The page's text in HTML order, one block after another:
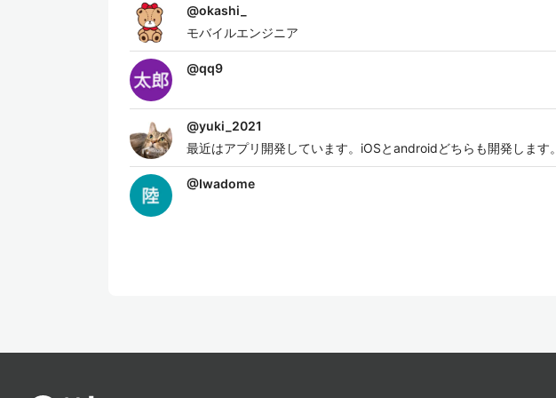
@okashi_
モバイルエンジニア
@qq9
@yuki_2021
最近はアプリ開発しています。iOSとandroidどちらも開発します。
@Iwadome